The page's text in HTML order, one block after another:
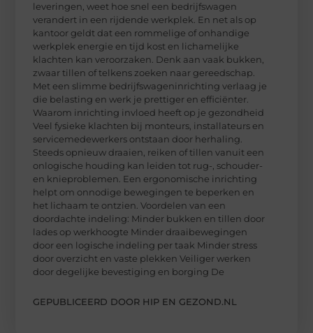
leveringen, weet hoe snel een bedrijfswagen
verandert in een rijdende werkplek. En net als op
kantoor geldt dat een rommelige of onhandige
werkplek energie en tijd kost en lichamelijke
klachten kan veroorzaken. Denk aan vaak bukken,
zwaar tillen of telkens zoeken naar gereedschap.
Met een slimme bedrijfswageninrichting verlaag je
die belasting en werk je prettiger en efficiënter.
Waarom inrichting invloed heeft op je gezondheid
Veel fysieke klachten bij monteurs, installateurs en
servicemedewerkers ontstaan door herhaling.
Steeds opnieuw draaien, reiken of tillen vanuit een
onlogische houding kan leiden tot rug-, schouder-
en knieproblemen. Een ergonomische inrichting
helpt om onnodige bewegingen te beperken en
het lichaam te ontzien. Voordelen van een
doordachte indeling: Minder bukken en tillen door
lades op werkhoogte Minder draaibewegingen
door een logische indeling per taak Minder stress
door overzicht en vaste plekken Veiliger werken
door degelijke bevestiging en borging De
GEPUBLICEERD DOOR HIP EN GEZOND.NL